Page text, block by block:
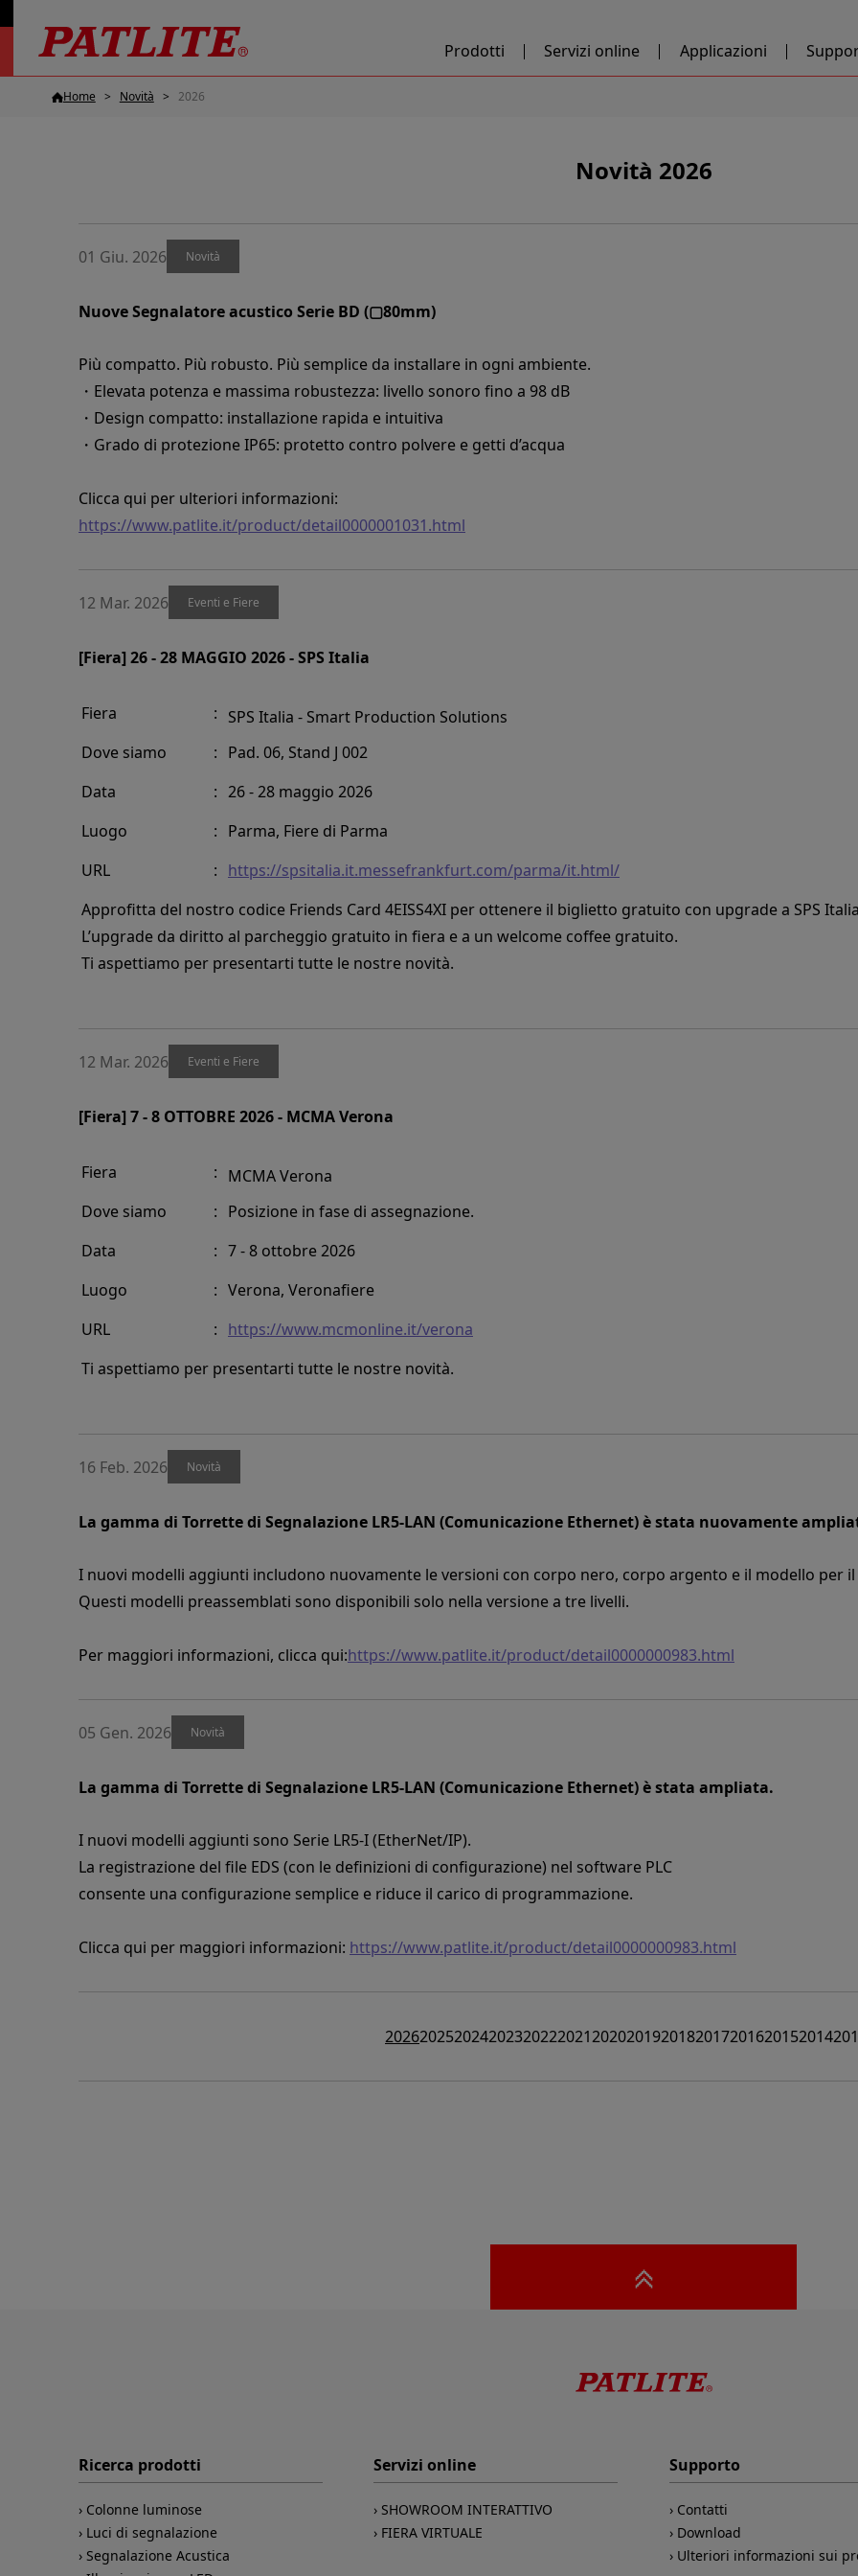
Prodotti Servizi online Applicazioni
Home Novità 2026
Novità 2026
01 Giu. 2026 Novità
Nuove Segnalatore acustico Serie BD (▢80mm)
Più compatto. Più robusto. Più semplice da installare in ogni ambiente.
・Elevata potenza e massima robustezza: livello sonoro fino a 98 dB
・Design compatto: installazione rapida e intuitiva
・Grado di protezione IP65: protetto contro polvere e getti d’acqua
Clicca qui per ulteriori informazioni:
https://www.patlite.it/product/detail0000001031.html
12 Mar. 2026 Eventi e Fiere
[Fiera] 26 - 28 MAGGIO 2026 - SPS Italia
Fiera : SPS Italia - Smart Production Solutions
Dove siamo
: Pad. 06, Stand J 002
Data
: 26 - 28 maggio 2026
Luogo
: Parma, Fiere di Parma
URL
: https://spsitalia.it.messefrankfurt.com/parma/it.html/
Approfitta del nostro codice Friends Card 4EISS4XI per ottenere il biglietto gratuito con upgrade a SPS
L’upgrade da diritto al parcheggio gratuito in fiera e a un welcome coffee gratuito.
Ti aspettiamo per presentarti tutte le nostre novità.
12 Mar. 2026 Eventi e Fiere
[Fiera] 7 - 8 OTTOBRE 2026 - MCMA Verona
Fiera : MCMA Verona
Dove siamo
: Posizione in fase di assegnazione.
Data
: 7 - 8 ottobre 2026
Luogo
: Verona, Veronafiere
URL
: https://www.mcmonline.it/verona
Ti aspettiamo per presentarti tutte le nostre novità.
16 Feb. 2026 Novità
La gamma di Torrette di Segnalazione LR5-LAN (Comunicazione Ethernet) è stata nuovamente
I nuovi modelli aggiunti includono nuovamente le versioni con corpo nero, corpo argento e il modello per
Questi modelli preassemblati sono disponibili solo nella versione a tre livelli.
Per maggiori informazioni, clicca qui:https://www.patlite.it/product/detail0000000983.html
05 Gen. 2026 Novità
La gamma di Torrette di Segnalazione LR5-LAN (Comunicazione Ethernet) è stata ampliata.
I nuovi modelli aggiunti sono Serie LR5-I (EtherNet/IP).
La registrazione del file EDS (con le definizioni di configurazione) nel software PLC
consente una configurazione semplice e riduce il carico di programmazione.
Clicca qui per maggiori informazioni: https://www.patlite.it/product/detail0000000983.html
2026202520242023202220212020201920182017201620152014
Ricerca prodotti
Colonne luminose
Luci di segnalazione
Segnalazione Acustica
Servizi online
SHOWROOM INTERATTIVO
FIERA VIRTUALE
Supporto
Contatti
Download
Ulteriori informazioni sui